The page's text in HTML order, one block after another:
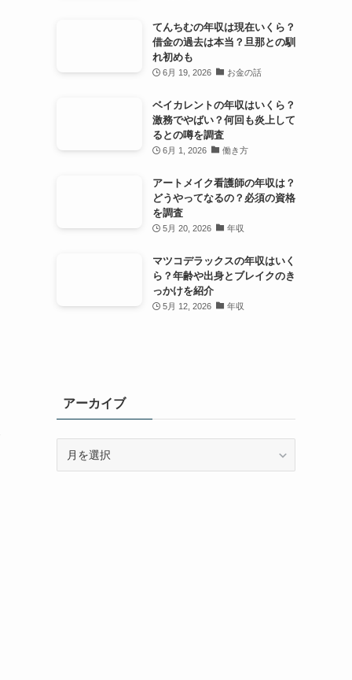
てんちむの年収は現在いくら？
借金の過去は本当？旦那との馴
れ初めも
6月 19, 2026 お金の話
ベイカレントの年収はいくら？
激務でやばい？何回も炎上して
るとの噂を調査
6月 1, 2026 働き方
アートメイク看護師の年収は？
どうやってなるの？必須の資格
を調査
5月 20, 2026 年収
マツコデラックスの年収はいく
ら？年齢や出身とブレイクのき
っかけを紹介
5月 12, 2026 年収
アーカイブ